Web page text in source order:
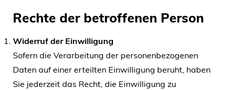
Rechte der betroffenen Person
Widerruf der Einwilligung
Sofern die Verarbeitung der personenbezogenen
Daten auf einer erteilten Einwilligung beruht, haben
Sie jederzeit das Recht, die Einwilligung zu